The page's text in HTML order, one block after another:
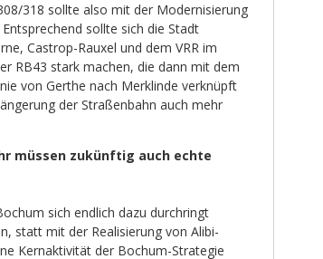
318 sollte also mit der Modernisierung
sollte sich die Stadt
Castrop-Rauxel und dem VRR im
RB43 stark machen, die dann mit dem
von Gerthe nach Merklinde verknüpft
der Straßenbahn auch mehr
müssen zukünftig auch echte
sich endlich dazu durchringt
statt mit der Realisierung von Alibi-
Kernaktivität der Bochum-Strategie